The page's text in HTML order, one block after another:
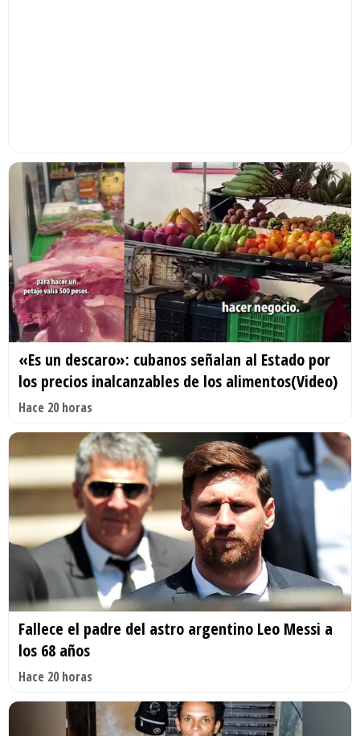
«Es un descaro»: cubanos señalan al Estado por
los precios inalcanzables de los alimentos(Video)
Hace 20 horas
Fallece el padre del astro argentino Leo Messi a
los 68 años
Hace 20 horas